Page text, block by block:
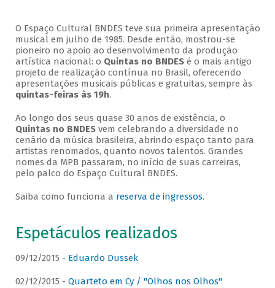
O Espaço Cultural BNDES teve sua primeira apresentação
musical em julho de 1985. Desde então, mostrou-se
pioneiro no apoio ao desenvolvimento da produção
artística nacional: o Quintas no BNDESé o mais antigo
projeto de realização contínua no Brasil, oferecendo
apresentações musicais públicas e gratuitas, sempre às
quintas-feiras às 19h.
Ao longo dos seus quase 30 anos de existência, o
Quintas no BNDESvem celebrando a diversidade no
cenário da música brasileira, abrindo espaço tanto para
artistas renomados, quanto novos talentos. Grandes
nomes da MPB passaram, no início de suas carreiras,
pelo palco do Espaço Cultural BNDES.
Saiba como funciona a reserva de ingressos.
Espetáculos realizados
09/12/2015 - Eduardo Dussek
02/12/2015 - Quarteto em Cy / "Olhos nos Olhos"